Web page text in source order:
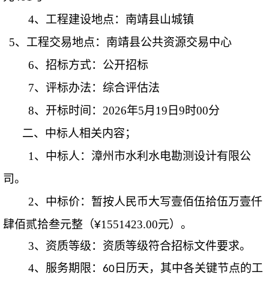
4、工程建设地点：南靖县山城镇
5、工程交易地点：南靖县公共资源交易中心
6、招标方式：公开招标
7、评标办法：综合评估法
8、开标时间：2026年5月 19 日9时00分
二、中标人相关内容；
1、中标人：漳州市水利水电勘测设计有限公
司。
2、中标价：暂按人民币大写壹佰伍拾伍万壹仟
肆佰贰拾叁元整（¥1551423.00元）。
3、资质等级：资质等级符合招标文件要求。
4、服务期限： 60 日历天，其中各关键节点的工